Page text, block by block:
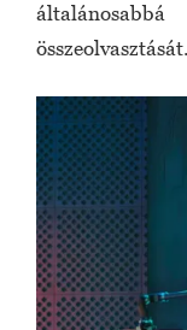
összeolvasztását.